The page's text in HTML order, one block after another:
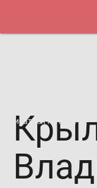
Записаться на курс